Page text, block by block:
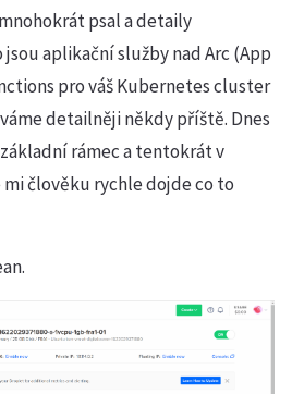
psal a detaily
aplikační služby nad Arc (App
pro váš Kubernetes cluster
detailněji někdy příště. Dnes
rámec a tentokrát v
mi člověku rychle dojde co to